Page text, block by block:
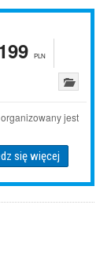
PLN
jest
się więcej